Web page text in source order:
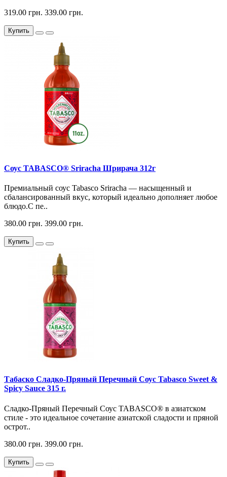
319.00 грн. 339.00 грн.
Купить
Соус TABASCO® Sriracha Шрирача 312г
Премиальный соус Tabasco Sriracha — насыщенный и
сбалансированный вкус, который идеально дополняет любое
блюдо.С пе..
380.00 грн. 399.00 грн.
Купить
Табаско Сладко-Пряный Перечный Соус Tabasco Sweet &
Spicy Sauce 315 г.
Сладко-Пряный Перечный Соус TABASCO® в азиатском
стиле - это идеальное сочетание азиатской сладости и пряной
острот..
380.00 грн. 399.00 грн.
Купить